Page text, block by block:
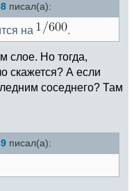
писал(а):
на .
слое. Но тогда,
скажется? А если
соседнего? Там
писал(а):